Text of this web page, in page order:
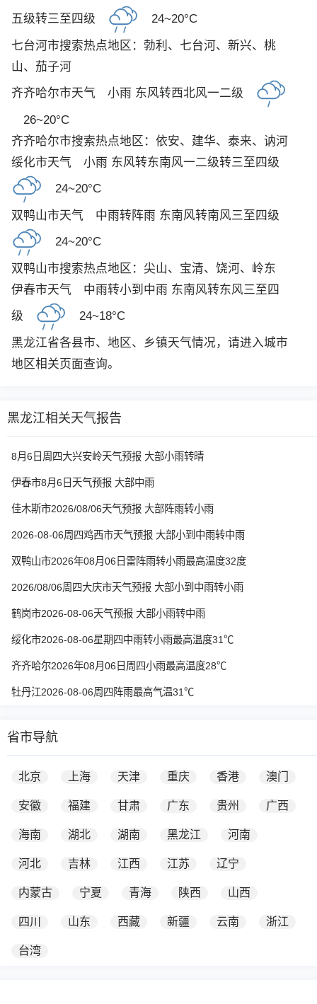
五级转三至四级
24~20°C
七台河市搜索热点地区： 勃利 、 七台河、 新兴、 桃
山、 茄子河
齐齐哈尔市天气 小雨 东风转西北风一二级
26~20°C
齐齐哈尔市搜索热点地区： 依安、 建华、 泰来、 讷河
绥化市天气 小雨 东风转东南风一二级转三至四级
24~20°C
双鸭山市天气 中雨转阵雨 东南风转南风三至四级
24~20°C
双鸭山市搜索热点地区： 尖山、 宝清、 饶河、 岭东
伊春市天气 中雨转小到中雨 东南风转东风三至四
级
24~18°C
黑龙江省各县市、地区、乡镇天气情况，请进入城市
地区相关页面查询。
黑龙江相关天气报告
8月6日周四大兴安岭天气预报 大部小雨转晴
伊春市8月6日天气预报 大部中雨
佳木斯市2026/08/06天气预报 大部阵雨转小雨
2026-08-06周四鸡西市天气预报 大部小到中雨转中雨
双鸭山市2026年08月06日雷阵雨转小雨最高温度32度
2026/08/06周四大庆市天气预报 大部小到中雨转小雨
鹤岗市2026-08-06天气预报 大部小雨转中雨
绥化市2026-08-06星期四中雨转小雨最高温度31℃
齐齐哈尔2026年08月06日周四小雨最高温度28℃
牡丹江2026-08-06周四阵雨最高气温31℃
省市导航
北京 上海 天津 重庆 香港 澳门
安徽 福建 甘肃 广东 贵州 广西
海南 湖北 湖南 黑龙江 河南
河北 吉林 江西 江苏 辽宁
内蒙古 宁夏 青海 陕西 山西
四川 山东 西藏 新疆 云南 浙江
台湾